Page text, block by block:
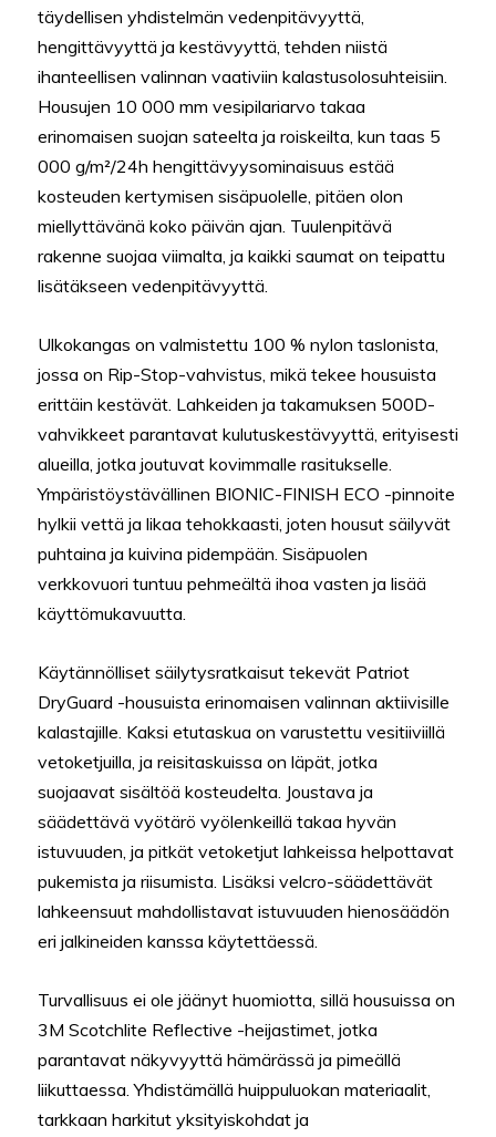
täydellisen yhdistelmän vedenpitävyyttä,
hengittävyyttä ja kestävyyttä, tehden niistä
ihanteellisen valinnan vaativiin kalastusolosuhteisiin.
Housujen 10 000 mm vesipilariarvo takaa
erinomaisen suojan sateelta ja roiskeilta, kun taas 5
000 g/m²/24h hengittävyysominaisuus estää
kosteuden kertymisen sisäpuolelle, pitäen olon
miellyttävänä koko päivän ajan. Tuulenpitävä
rakenne suojaa viimalta, ja kaikki saumat on teipattu
lisätäkseen vedenpitävyyttä.
Ulkokangas on valmistettu 100 % nylon taslonista,
jossa on Rip-Stop-vahvistus, mikä tekee housuista
erittäin kestävät. Lahkeiden ja takamuksen 500D-
vahvikkeet parantavat kulutuskestävyyttä, erityisesti
alueilla, jotka joutuvat kovimmalle rasitukselle.
Ympäristöystävällinen BIONIC-FINISH ECO -pinnoite
hylkii vettä ja likaa tehokkaasti, joten housut säilyvät
puhtaina ja kuivina pidempään. Sisäpuolen
verkkovuori tuntuu pehmeältä ihoa vasten ja lisää
käyttömukavuutta.
Käytännölliset säilytysratkaisut tekevät Patriot
DryGuard -housuista erinomaisen valinnan aktiivisille
kalastajille. Kaksi etutaskua on varustettu vesitiiviillä
vetoketjuilla, ja reisitaskuissa on läpät, jotka
suojaavat sisältöä kosteudelta. Joustava ja
säädettävä vyötärö vyölenkeillä takaa hyvän
istuvuuden, ja pitkät vetoketjut lahkeissa helpottavat
pukemista ja riisumista. Lisäksi velcro-säädettävät
lahkeensuut mahdollistavat istuvuuden hienosäädön
eri jalkineiden kanssa käytettäessä.
Turvallisuus ei ole jäänyt huomiotta, sillä housuissa on
3M Scotchlite Reflective -heijastimet, jotka
parantavat näkyvyyttä hämärässä ja pimeällä
liikuttaessa. Yhdistämällä huippuluokan materiaalit,
tarkkaan harkitut yksityiskohdat ja